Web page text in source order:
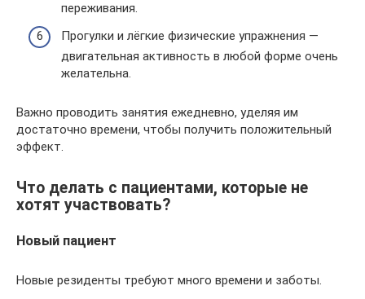
переживания.
Прогулки и лёгкие физические упражнения —
двигательная активность в любой форме очень
желательна.
Важно проводить занятия ежедневно, уделяя им
достаточно времени, чтобы получить положительный
эффект.
Что делать с пациентами, которые не
хотят участвовать?
Новый пациент
Новые резиденты требуют много времени и заботы.